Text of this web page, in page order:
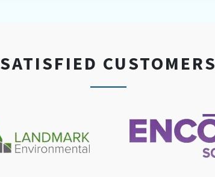
SATISFIED CUSTOMERS